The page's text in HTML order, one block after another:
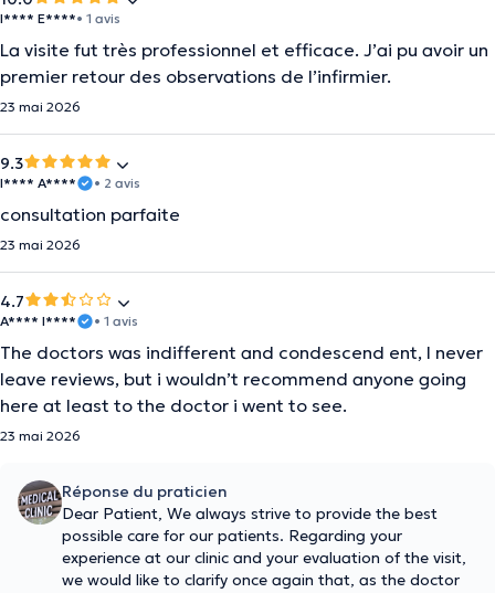
I**** E****• 1 avis
La visite fut très professionnel et efficace. J’ai pu avoir un
premier retour des observations de l’infirmier.
23 mai 2026
9.3
I**** A**** • 2 avis
consultation parfaite
23 mai 2026
4.7
A**** I**** • 1 avis
The doctors was indifferent and condescend ent, I never
leave reviews, but i wouldn’t recommend anyone going
here at least to the doctor i went to see.
23 mai 2026
Réponse du praticien
Dear Patient, We always strive to provide the best
possible care for our patients. Regarding your
experience at our clinic and your evaluation of the visit,
we would like to clarify once again that, as the doctor